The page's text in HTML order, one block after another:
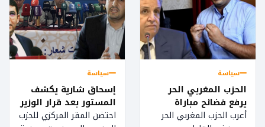
سياسة
الحزب المغربي الحر
يرفع فضائح مباراة
المحاماة للقضاء
أعرب الحزب المغربي الحر
سياسة
إسحاق شارية يكشف
المستور بعد قرار الوزير
بنسعيد
احتضن المقر المركزي للحزب